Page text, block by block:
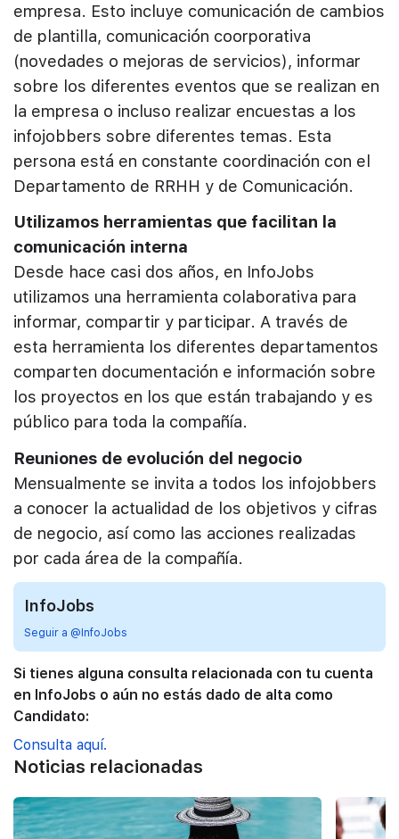
empresa. Esto incluye comunicación de cambios
de plantilla, comunicación coorporativa
(novedades o mejoras de servicios), informar
sobre los diferentes eventos que se realizan en
la empresa o incluso realizar encuestas a los
infojobbers sobre diferentes temas. Esta
persona está en constante coordinación con el
Departamento de RRHH y de Comunicación.
Utilizamos herramientas que facilitan la
comunicación interna
Desde hace casi dos años, en InfoJobs
utilizamos una herramienta colaborativa para
informar, compartir y participar. A través de
esta herramienta los diferentes departamentos
comparten documentación e información sobre
los proyectos en los que están trabajando y es
público para toda la compañía.
Reuniones de evolución del negocio
Mensualmente se invita a todos los infojobbers
a conocer la actualidad de los objetivos y cifras
de negocio, así como las acciones realizadas
por cada área de la compañía.
InfoJobs
Seguir a @InfoJobs
Si tienes alguna consulta relacionada con tu cuenta
en InfoJobs o aún no estás dado de alta como
Candidato:
Consulta aquí.
Noticias relacionadas